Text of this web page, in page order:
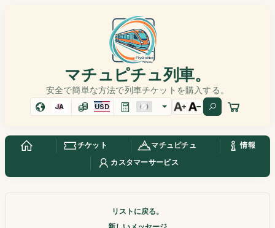
マチュピチュ列車。
安全で簡単な方法で列車チケットを購入する。
JA USD
チケット マチュピチュ
情報
カスタマーサービス
リストに戻る。